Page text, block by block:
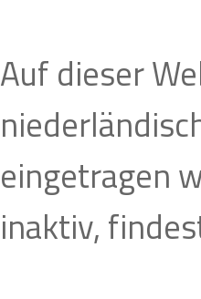
Auf dieser
eingetragen
inaktiv,